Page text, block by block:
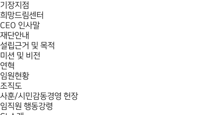
기장지점
희망드림센터
CEO 인사말
재단안내
설립근거 및 목적
미션 및 비전
연혁
임원현황
조직도
사훈/시민감동경영 헌장
임직원 행동강령